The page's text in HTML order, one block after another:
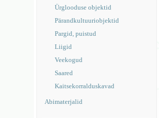
Ürglooduse objektid
Pärandkultuuriobjektid
Pargid, puistud
Liigid
Veekogud
Saared
Kaitsekorralduskavad
Abimaterjalid